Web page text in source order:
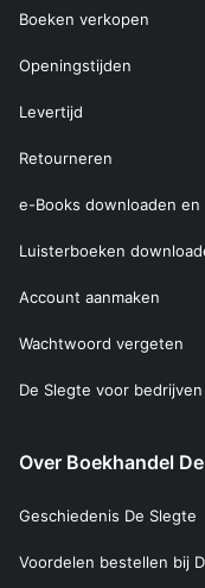
Boeken verkopen
Openingstijden
Levertijd
Retourneren
e-Books downloaden en
Luisterboeken
Account aanmaken
Wachtwoord vergeten
De Slegte voor bedrijven
Over Boekhandel
Geschiedenis De Slegte
Voordelen bestellen bij